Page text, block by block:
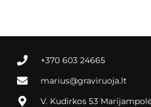
+370 603 24665
marius@graviruoja.lt
V. Kudirkos 53